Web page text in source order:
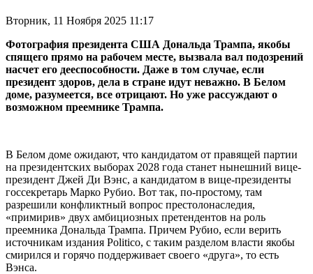
Вторник, 11 Ноября 2025 11:17
Фотография президента США Дональда Трампа, якобы
спящего прямо на рабочем месте, вызвала вал подозрений
насчет его дееспособности. Даже в том случае, если
президент здоров, дела в стране идут неважно. В Белом
доме, разумеется, все отрицают. Но уже рассуждают о
возможном преемнике Трампа.
В Белом доме ожидают, что кандидатом от правящей партии
на президентских выборах 2028 года станет нынешний вице-
президент Джей Ди Вэнс, а кандидатом в вице-президенты
госсекретарь Марко Рубио. Вот так, по-простому, там
разрешили конфликтный вопрос престолонаследия,
«примирив» двух амбициозных претендентов на роль
преемника Дональда Трампа. Причем Рубио, если верить
источникам издания Politico, с таким разделом власти якобы
смирился и горячо поддерживает своего «друга», то есть
Вэнса.